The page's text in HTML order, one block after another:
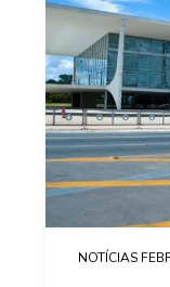
NOTÍCIAS